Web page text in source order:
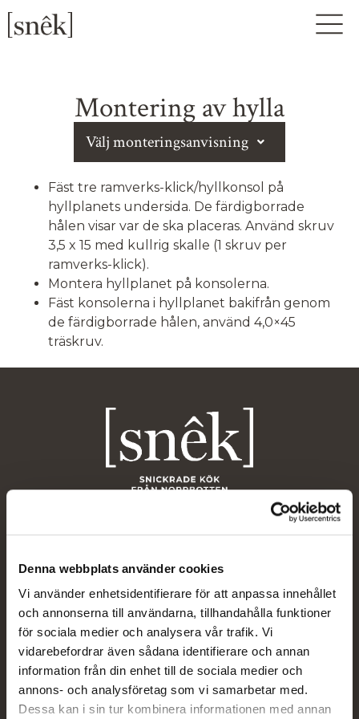
Denna webbplats använder cookies
Vi använder enhetsidentifierare för att anpassa innehållet
och annonserna till användarna, tillhandahålla funktioner
för sociala medier och analysera vår trafik. Vi
vidarebefordrar även sådana identifierare och annan
information från din enhet till de sociala medier och
annons- och analysföretag som vi samarbetar med.
Dessa kan i sin tur kombinera informationen med annan
Montering av hylla
Välj monteringsanvisning
Fäst tre ramverks-klick/hyllkonsol på
hyllplanets undersida. De färdigborrade
hålen visar var de ska placeras. Använd skruv
3,5 x 15 med kullrig skalle (1 skruv per
ramverks-klick).
Montera hyllplanet på konsolerna.
Fäst konsolerna i hyllplanet bakifrån genom
de färdigborrade hålen, använd 4,0×45
träskruv.
Snêk
Om Snêk
Hållbarhet
Visningsrum
Pressrum
Artiklar